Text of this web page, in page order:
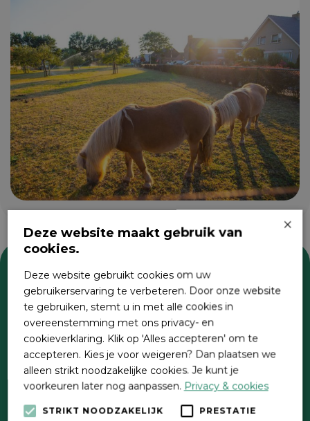
Zoeken
×
Deze website maakt gebruik van
cookies.
Deze website gebruikt cookies om uw
gebruikerservaring te verbeteren. Door onze website
te gebruiken, stemt u in met alle cookies in
overeenstemming met ons privacy- en
cookieverklaring. Klik op 'Alles accepteren' om te
accepteren. Kies je voor weigeren? Dan plaatsen we
alleen strikt noodzakelijke cookies. Je kunt je
voorkeuren later nog aanpassen. Privacy & cookies
STRIKT NOODZAKELIJK
PRESTATIE